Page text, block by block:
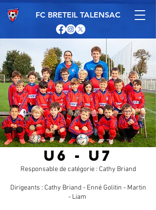
FC BRETEIL TALENSAC
U6 - U7
Responsable de catégorie : Cathy Briand
Dirigeants : Cathy Briand - Enné Golitin - Martin
- Liam